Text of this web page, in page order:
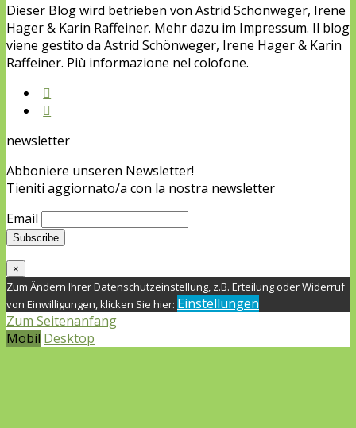
Dieser Blog wird betrieben von Astrid Schönweger, Irene
Hager & Karin Raffeiner. Mehr dazu im Impressum. Il blog
viene gestito da Astrid Schönweger, Irene Hager & Karin
Raffeiner. Più informazione nel colofone.
newsletter
Abboniere unseren Newsletter!
Tieniti aggiornato/a con la nostra newsletter
Email
×
Zum Ändern Ihrer Datenschutzeinstellung, z.B. Erteilung oder Widerruf
von Einwilligungen, klicken Sie hier: Einstellungen
Zum Seitenanfang
Mobil Desktop